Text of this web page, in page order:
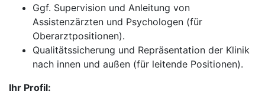
Ggf. Supervision und Anleitung von
Assistenzärzten und Psychologen (für
Oberarztpositionen).
Qualitätssicherung und Repräsentation der Klinik
nach innen und außen (für leitende Positionen).
Ihr Profil: